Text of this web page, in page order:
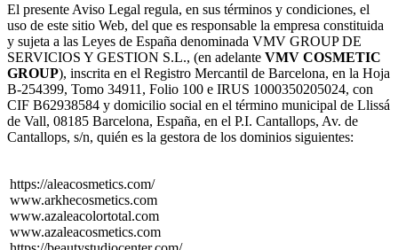
El presente Aviso Legal regula, en sus términos y condiciones, el
uso de este sitio Web, del que es responsable la empresa constituida
y sujeta a las Leyes de España denominada VMV GROUP DE
SERVICIOS Y GESTION S.L., (en adelante VMV COSMETIC
GROUP), inscrita en el Registro Mercantil de Barcelona, en la Hoja
B-254399, Tomo 34911, Folio 100 e IRUS 1000350205024, con
CIF B62938584 y domicilio social en el término municipal de Llissá
de Vall, 08185 Barcelona, España, en el P.I. Cantallops, Av. de
Cantallops, s/n, quién es la gestora de los dominios siguientes:
https://aleacosmetics.com/
www.arkhecosmetics.com
www.azaleacolortotal.com
www.azaleacosmetics.com